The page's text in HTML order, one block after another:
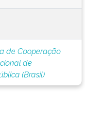
de Cooperação
de
(Brasil)